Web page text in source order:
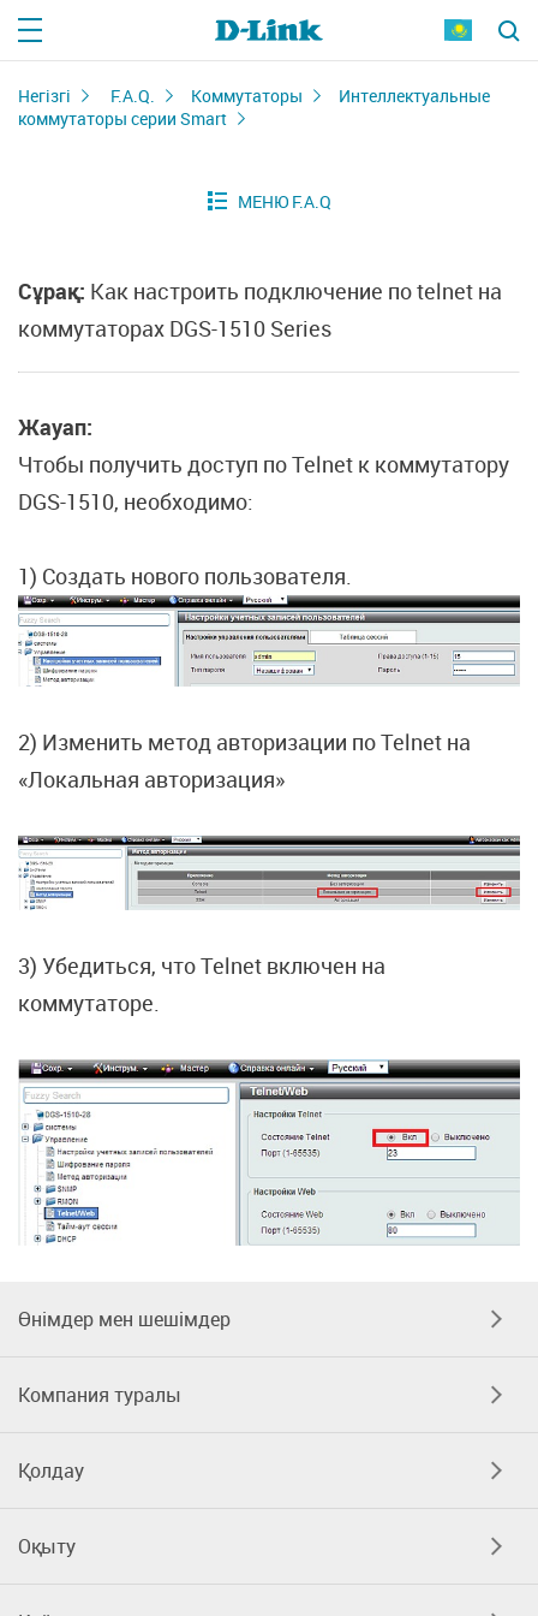
Негізгі F.A.Q. Коммутаторы
Интеллектуальные
коммутаторы серии Smart
Сұрақ: Как настроить подключение по telnet на
коммутаторах DGS-1510 Series
Жауап:
Чтобы получить доступ по Telnet к коммутатору
DGS-1510, необходимо:
1) Создать нового пользователя.
2) Изменить метод авторизации по Telnet на
«Локальная авторизация»
3) Убедиться, что Telnet включен на
коммутаторе.
Өнімдер мен шешімдер
Компания туралы
Қолдау
Оқыту